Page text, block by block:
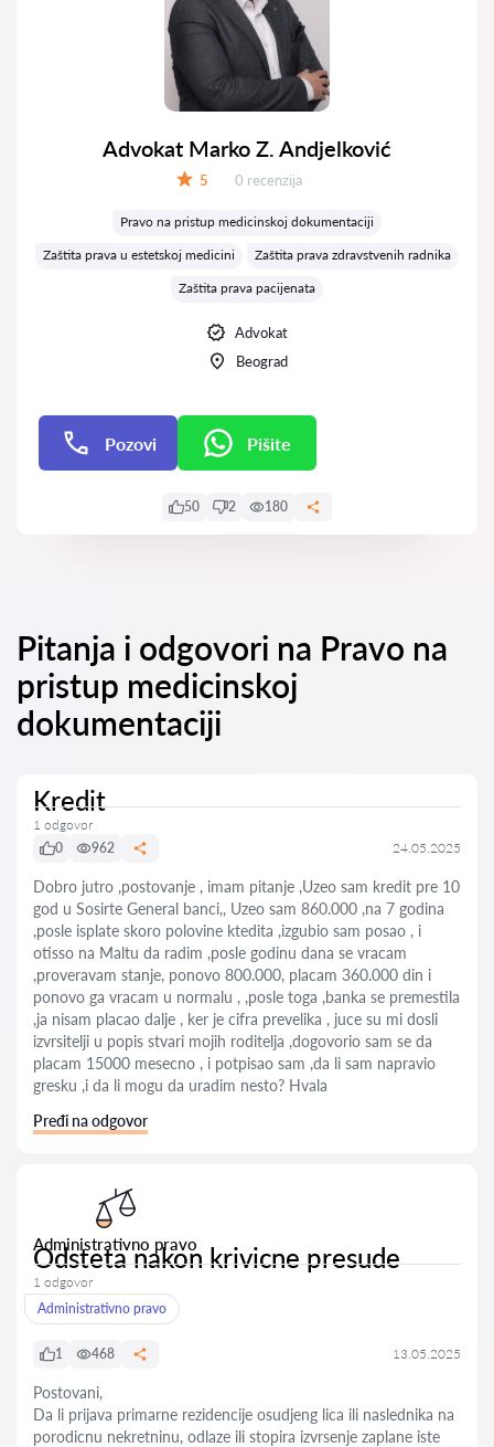
Advokat Marko Z. Andjelković
5 Recenzija:
0 recenzija
Pravo na pristup medicinskoj dokumentaciji
Zaštita prava u estetskoj medicini
Zaštita prava zdravstvenih radnika
Zaštita prava pacijenata
Advokat
Beograd
Pozovi Pišite
50 2 180
Pitanja i odgovori na Pravo na
pristup medicinskoj
dokumentaciji
Kredit
1 odgovor
0
962 24.05.2025
Dobro jutro ,postovanje , imam pitanje ,Uzeo sam kredit pre 10
god u Sosirte General banci,, Uzeo sam 860.000 ,na 7 godina
,posle isplate skoro polovine ktedita ,izgubio sam posao , i
otisso na Maltu da radim ,posle godinu dana se vracam
,proveravam stanje, ponovo 800.000, placam 360.000 din i
ponovo ga vracam u normalu , ,posle toga ,banka se premestila
,ja nisam placao dalje , ker je cifra prevelika , juce su mi dosli
izvrsitelji u popis stvari mojih roditelja ,dogovorio sam se da
placam 15000 mesecno , i potpisao sam ,da li sam napravio
gresku ,i da li mogu da uradim nesto? Hvala
Pređi na odgovor
Administrativno pravo
Odsteta nakon krivicne presude
1 odgovor
Administrativno pravo
1 468 13.05.2025
Postovani,
Da li prijava primarne rezidencije osudjeng lica ili naslednika na
porodicnu nekretninu, odlaze ili stopira izvrsenje zaplane iste